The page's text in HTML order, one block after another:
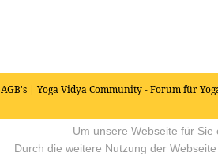
AGB's | Yoga Vidya Community - Forum für
Um unsere Webseite für
Durch die weitere Nutzung der